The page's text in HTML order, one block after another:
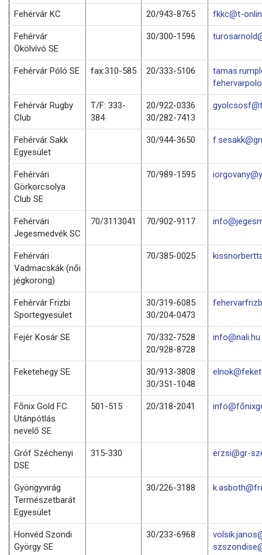
Fehérvár KC 20/943-8765 fkkc@t-
Fehérvár
Ökölvívó SE
30/300-1596
Fehérvár Póló SE fax:310-585 20/333-5106
Fehérvár Rugby
Club
T/F: 333-
384
20/922-0336
30/282-7413
Fehérvár Sakk
Egyesület
30/944-3650
Fehérvári
Görkorcsolya
Club SE
70/989-1595
Fehérvári
Jegesmedvék SC
70/3113041 70/902-9117
Fehérvári
Vadmacskák (női
jégkorong)
70/385-0025
Fehérvár Frizbi
Sportegyesület
30/319-6085
30/204-0473
Fejér Kosár SE
70/332-7528
20/928-8728
info@nali.hu
Feketehegy SE
30/913-3808
30/351-1048
Főnix Gold FC.
Utánpótlás
nevelő SE
501-515 20/318-2041
Gróf Széchenyi
DSE
315-330 erzsi@gr-
Gyöngyvirág
Természetbarát
Egyesület
30/226-3188
Honvéd Szondi
György SE
30/233-6968